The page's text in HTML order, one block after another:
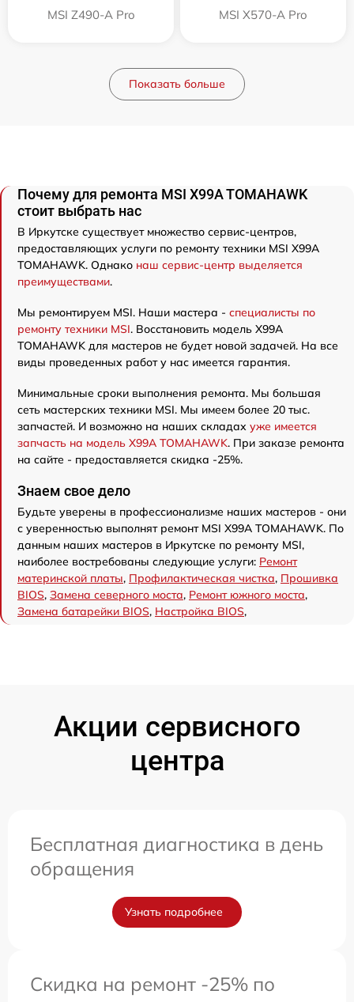
MSI Z490-A Pro MSI X570-A Pro
Показать больше
Почему для ремонта MSI X99A TOMAHAWK
стоит выбрать нас
В Иркутске существует множество сервис-центров,
предоставляющих услуги по ремонту техники MSI X99A
TOMAHAWK. Однако наш сервис-центр выделяется
преимуществами.
Мы ремонтируем MSI. Наши мастера - специалисты по
ремонту техники MSI. Восстановить модель X99A
TOMAHAWK для мастеров не будет новой задачей. На все
виды проведенных работ у нас имеется гарантия.
Минимальные сроки выполнения ремонта. Мы большая
сеть мастерских техники MSI. Мы имеем более 20 тыс.
запчастей. И возможно на наших складах уже имеется
запчасть на модель X99A TOMAHAWK. При заказе ремонта
на сайте - предоставляется скидка -25%.
Знаем свое дело
Будьте уверены в профессионализме наших мастеров - они
с уверенностью выполнят ремонт MSI X99A TOMAHAWK. По
данным наших мастеров в Иркутске по ремонту MSI,
наиболее востребованы следующие услуги: Ремонт
материнской платы, Профилактическая чистка, Прошивка
BIOS, Замена северного моста, Ремонт южного моста,
Замена батарейки BIOS, Настройка BIOS,
Акции сервисного
центра
Бесплатная диагностика в день
обращения
Узнать подробнее
Скидка на ремонт -25% по